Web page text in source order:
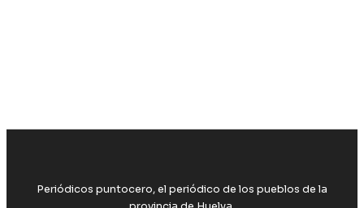
Periódicos puntocero, el periódico de los pueblos de la